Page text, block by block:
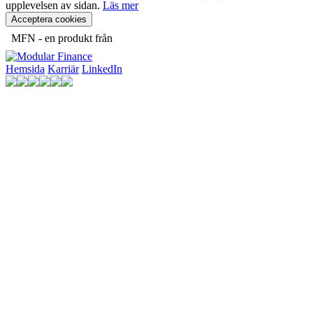
upplevelsen av sidan. Läs mer
Acceptera cookies
MFN - en produkt från
Hemsida Karriär LinkedIn